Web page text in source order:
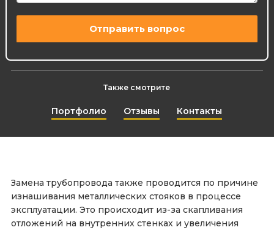
Также смотрите
Портфолио Отзывы Контакты
Замена трубопровода также проводится по причине
изнашивания металлических стояков в процессе
эксплуатации. Это происходит из-за скапливания
отложений на внутренних стенках и увеличения